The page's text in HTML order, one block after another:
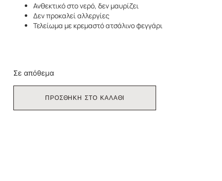
Ανθεκτικό στο νερό, δεν μαυρίζει
Δεν προκαλεί αλλεργίες
Τελείωμα με κρεμαστό ατσάλινο φεγγάρι
Σε απόθεμα
ΠΡΟΣΘΗΚΗ ΣΤΟ ΚΑΛΑΘΙ